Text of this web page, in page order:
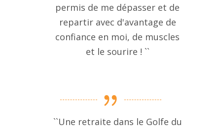
permis de me dépasser et de
repartir avec d'avantage de
confiance en moi, de muscles
et le sourire ! ``
``Une retraite dans le Golfe du